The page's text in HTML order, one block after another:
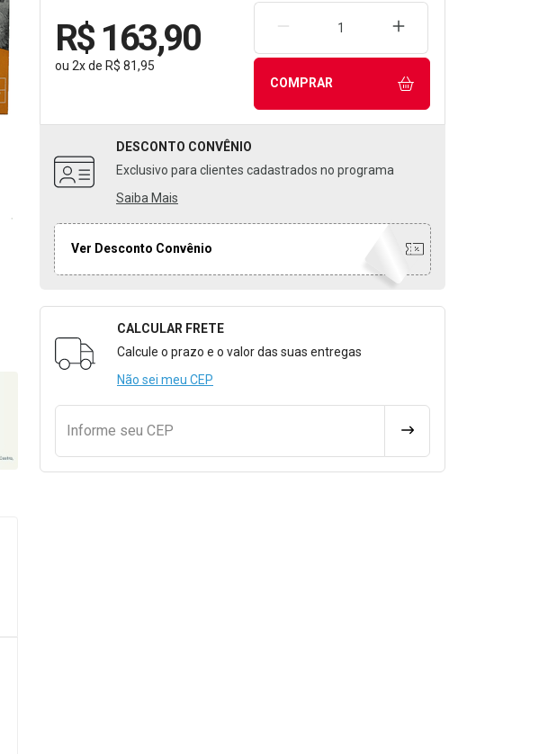
R$ 163,90
ou 2xde R$ 81,95
REMOVER UMA UNIDADEAUMENTAR UMA
COMPRAR
DESCONTO CONVÊNIO
Exclusivo para clientes cadastrados no programa
Saiba Mais
Ver Desconto Convênio
Formulário para Calcular o Frete
CALCULAR FRETE
Calcule o prazo e o valor das suas entregas
Não sei meu CEP
Informe seu CEP CALCULAR FRETE